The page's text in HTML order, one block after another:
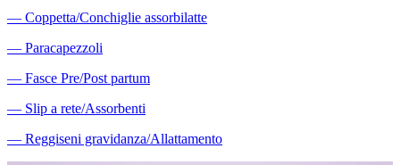
― Coppetta/Conchiglie assorbilatte
― Paracapezzoli
― Fasce Pre/Post partum
― Slip a rete/Assorbenti
― Reggiseni gravidanza/Allattamento